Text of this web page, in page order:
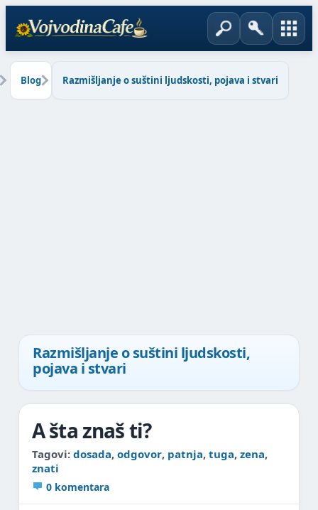
Blog Razmišljanje o suštini ljudskosti, pojava i stvari
Razmišljanje o suštini ljudskosti,
pojava i stvari
A šta znaš ti?
Tagovi: dosada, odgovor, patnja, tuga, zena,
znati
0 komentara